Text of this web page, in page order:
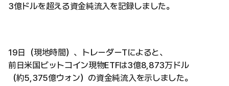
3億ドルを超える資金純流入を記録しました。
19日（現地時間）、トレーダーTによると、
前日米国ビットコイン現物ETFは3億8,873万ドル
（約5,375億ウォン）の資金純流入を示しました。